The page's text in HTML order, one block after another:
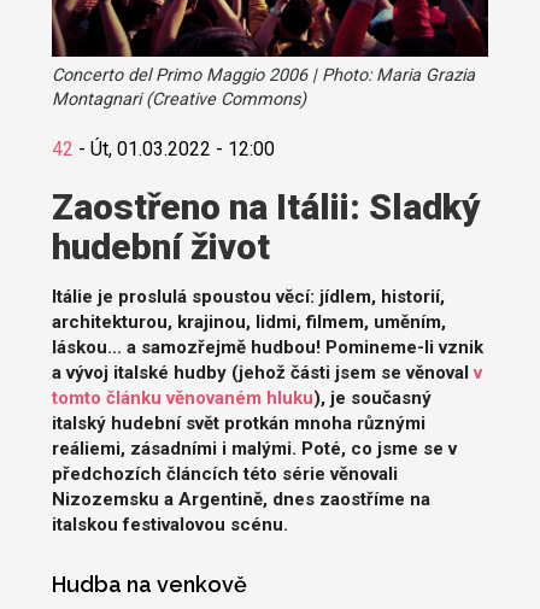
Concerto del Primo Maggio 2006 | Photo: Maria Grazia
Montagnari (Creative Commons)
42 - Út, 01.03.2022 - 12:00
Zaostřeno na Itálii: Sladký
hudební život
Itálie je proslulá spoustou věcí: jídlem, historií,
architekturou, krajinou, lidmi, filmem, uměním,
láskou... a samozřejmě hudbou! Pomineme-li vznik
a vývoj italské hudby (jehož části jsem se věnovalv
tomto článku věnovaném hluku), je současný
italský hudební svět protkán mnoha různými
reáliemi, zásadními i malými. Poté, co jsme se v
předchozích článcích této série věnovali
Nizozemsku a Argentině, dnes zaostříme na
italskou festivalovou scénu.
Hudba na venkově